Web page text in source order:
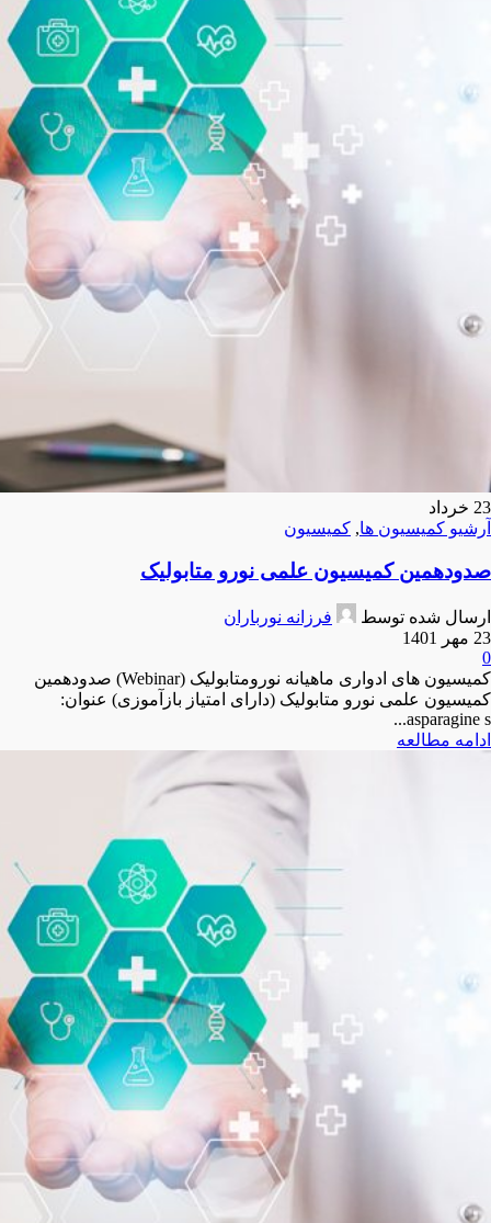
23 خرداد
آرشیو کمیسیون ها, کمیسیون
صدودهمین کمیسیون علمی نورو متابولیک
ارسال شده توسط
فرزانه نورباران
23 مهر 1401
0
کمیسیون های ادواری ماهیانه نورومتابولیک (Webinar) صدودهمین
کمیسیون علمی نورو متابولیک (دارای امتیاز بازآموزی) عنوان:
asparagine s...
ادامه مطالعه